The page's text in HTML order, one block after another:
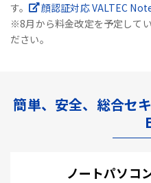
す。
顔認証対応 VALTEC
※8月から料金改定を予定して
ださい。
簡単、安全、総合セ
ノートパソコ